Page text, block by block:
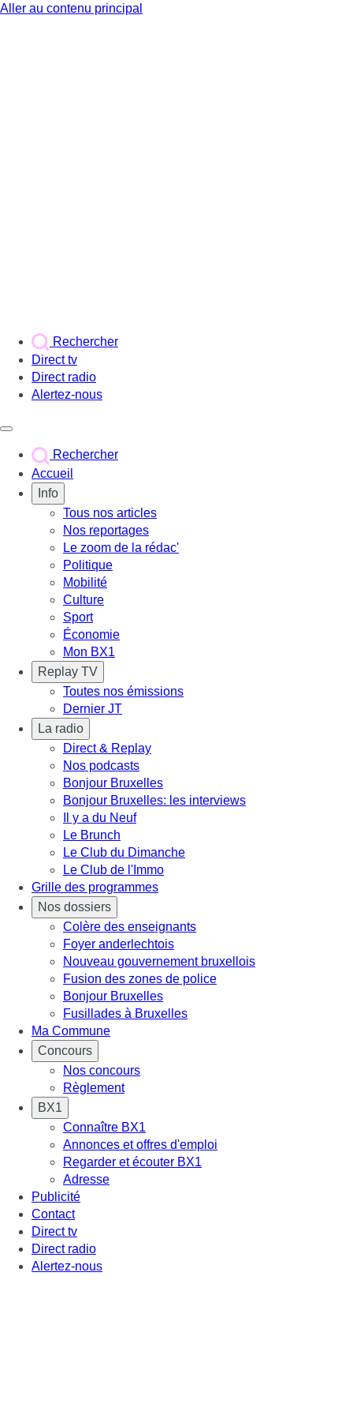
Aller au contenu principal
Rechercher
Direct tv
Direct radio
Alertez-nous
Rechercher
Accueil
Info
Tous nos articles
Nos reportages
Le zoom de la rédac'
Politique
Mobilité
Culture
Sport
Économie
Mon BX1
Replay TV
Toutes nos émissions
Dernier JT
La radio
Direct & Replay
Nos podcasts
Bonjour Bruxelles
Bonjour Bruxelles: les interviews
Il y a du Neuf
Le Brunch
Le Club du Dimanche
Le Club de l'Immo
Grille des programmes
Nos dossiers
Colère des enseignants
Foyer anderlechtois
Nouveau gouvernement bruxellois
Fusion des zones de police
Bonjour Bruxelles
Fusillades à Bruxelles
Ma Commune
Concours
Nos concours
Règlement
BX1
Connaître BX1
Annonces et offres d'emploi
Regarder et écouter BX1
Adresse
Publicité
Contact
Direct tv
Direct radio
Alertez-nous